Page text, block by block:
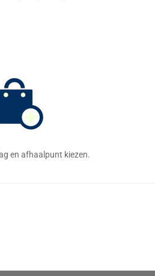
en afhaalpunt kiezen.